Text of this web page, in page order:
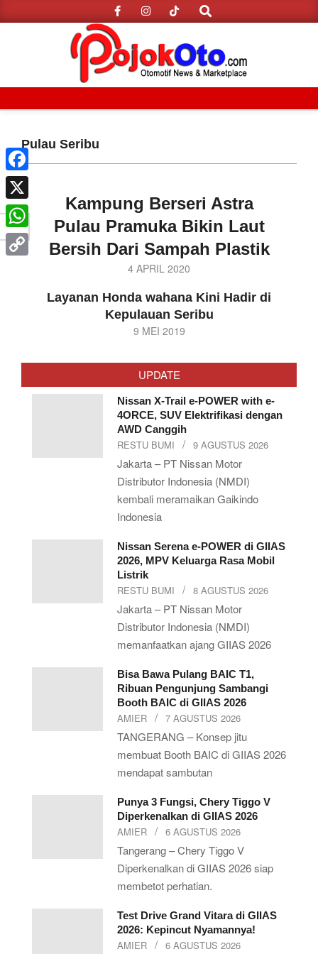
to
Search
Navigation
Menu
Pulau Seribu
Kampung Berseri Astra
Pulau Pramuka Bikin Laut
Bersih Dari Sampah Plastik
04
4 APRIL 2020
Layanan Honda wahana Kini Hadir di
Kepulauan Seribu
09
9 MEI 2019
UPDATE
Nissan X-Trail e-POWER with e-
4ORCE, SUV Elektrifikasi dengan
AWD Canggih
RESTU BUMI 9 AGUSTUS 2026
Jakarta – PT Nissan Motor
Distributor Indonesia (NMDI)
kembali meramaikan Gaikindo
Indonesia
Nissan Serena e-POWER di GIIAS
2026, MPV Keluarga Rasa Mobil
Listrik
RESTU BUMI 8 AGUSTUS 2026
Jakarta – PT Nissan Motor
Distributor Indonesia (NMDI)
memanfaatkan ajang GIIAS 2026
Bisa Bawa Pulang BAIC T1,
Ribuan Pengunjung Sambangi
Booth BAIC di GIIAS 2026
AMIER 7 AGUSTUS 2026
TANGERANG – Konsep jitu
membuat Booth BAIC di GIIAS 2026
mendapat sambutan
Punya 3 Fungsi, Chery Tiggo V
Diperkenalkan di GIIAS 2026
AMIER 6 AGUSTUS 2026
Tangerang – Chery Tiggo V
Diperkenalkan di GIIAS 2026 siap
membetot perhatian.
Test Drive Grand Vitara di GIIAS
2026: Kepincut Nyamannya!
AMIER 6 AGUSTUS 2026
Facebook
X
WhatsApp